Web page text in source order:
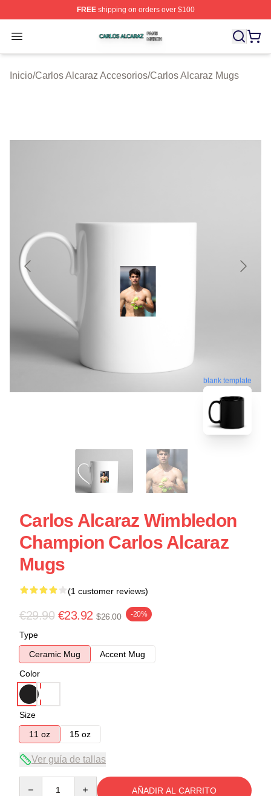
FREEshipping on orders over $100
Open menu
Carlos Alcaraz Shop ⚡️ Officially Licensed Carlos
Inicio/Carlos Alcaraz Accesorios/Carlos Alcaraz Mugs
blank template
Carlos Alcaraz Wimbledon
Champion Carlos Alcaraz
Mugs
(1 customer reviews)
€29.90 €23.92 $26.00 -20%
Type
Ceramic Mug
Accent Mug
Color
Size
11 oz
15 oz
Ver guía de tallas
AÑADIR AL CARRITO